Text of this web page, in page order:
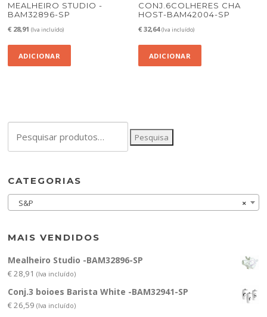
MEALHEIRO STUDIO -
BAM32896-SP
€ 28,91 (Iva incluído)
ADICIONAR
CONJ.6COLHERES CHA
HOST-BAM42004-SP
€ 32,64 (Iva incluído)
ADICIONAR
por:
Pesquisa
CATEGORIAS
×
S&P
MAIS VENDIDOS
Mealheiro Studio -BAM32896-SP
€28,91 (Iva incluído)
Conj.3 boioes Barista White -BAM32941-SP
€26,59 (Iva incluído)